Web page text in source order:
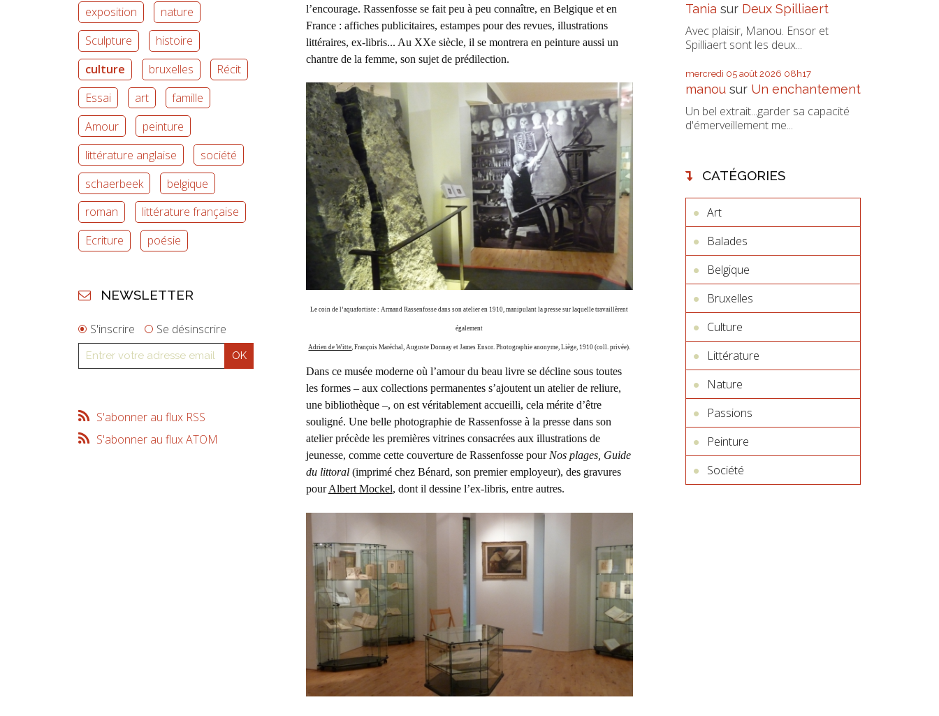
exposition
nature
Sculpture
histoire
culture
bruxelles
Récit
Essai
art
famille
Amour
peinture
littérature anglaise
société
schaerbeek
belgique
roman
littérature française
Ecriture
poésie
NEWSLETTER
S'inscrire Se désinscrire
S'abonner au flux RSS
S'abonner au flux ATOM
l’encourage. Rassenfosse se fait peu à peu connaître, en Belgique et en
France : affiches publicitaires, estampes pour des revues, illustrations
littéraires, ex-libris... Au XXe siècle, il se montrera en peinture aussi un
chantre de la femme, son sujet de prédilection.
Le coin de l’aquafortiste : Armand Rassenfosse dans son atelier en 1910, manipulant la presse sur laquelle travaillèrent
également
Adrien de Witte, François Maréchal, Auguste Donnay et James Ensor. Photographie anonyme, Liège, 1910 (coll. privée).
Dans ce musée moderne où l’amour du beau livre se décline sous toutes
les formes – aux collections permanentes s’ajoutent un atelier de reliure,
une bibliothèque –, on est véritablement accueilli, cela mérite d’être
souligné. Une belle photographie de Rassenfosse à la presse dans son
atelier précède les premières vitrines consacrées aux illustrations de
jeunesse, comme cette couverture de Rassenfosse pour Nos plages, Guide
du littoral(imprimé chez Bénard, son premier employeur), des gravures
pourAlbert Mockel, dont il dessine l’ex-libris, entre autres.
Tania sur Deux Spilliaert
Avec plaisir, Manou. Ensor et
Spilliaert sont les deux...
mercredi 05 août 2026 08h17
manousur Un enchantement
Un bel extrait...garder sa capacité
d'émerveillement me...
CATÉGORIES
Art
Balades
Belgique
Bruxelles
Culture
Littérature
Nature
Passions
Peinture
Société